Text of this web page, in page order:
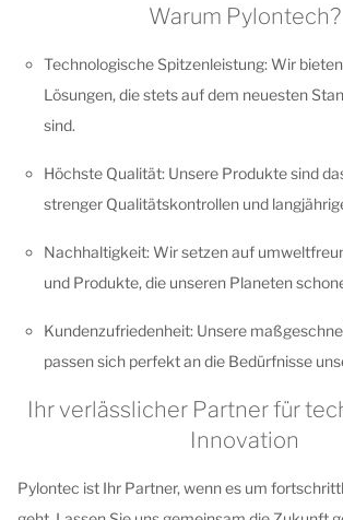
Warum Pylontech?
Technologische Spitzenleistung: Wir
Lösungen, die stets auf dem neuesten
sind.
Höchste Qualität: Unsere Produkte sind
strenger Qualitätskontrollen und
Nachhaltigkeit: Wir setzen auf
und Produkte, die unseren Planeten
Kundenzufriedenheit: Unsere
passen sich perfekt an die Bedürfnisse
Ihr verlässlicher Partner für
Innovation
Pylontec ist Ihr Partner, wenn es um